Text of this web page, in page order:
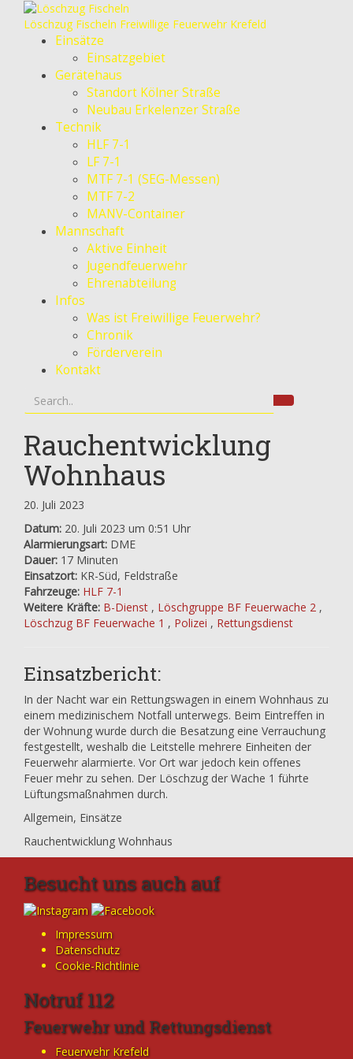
Löschzug Fischeln Freiwillige Feuerwehr Krefeld
Einsätze
Einsatzgebiet
Gerätehaus
Standort Kölner Straße
Neubau Erkelenzer Straße
Technik
HLF 7-1
LF 7-1
MTF 7-1 (SEG-Messen)
MTF 7-2
MANV-Container
Mannschaft
Aktive Einheit
Jugendfeuerwehr
Ehrenabteilung
Infos
Was ist Freiwillige Feuerwehr?
Chronik
Förderverein
Kontakt
Rauchentwicklung
Wohnhaus
20. Juli 2023
Datum: 20. Juli 2023 um 0:51 Uhr
Alarmierungsart: DME
Dauer: 17 Minuten
Einsatzort: KR-Süd, Feldstraße
Fahrzeuge: HLF 7-1
Weitere Kräfte: B-Dienst , Löschgruppe BF Feuerwache 2 ,
Löschzug BF Feuerwache 1 , Polizei , Rettungsdienst
Einsatzbericht:
In der Nacht war ein Rettungswagen in einem Wohnhaus zu
einem medizinischem Notfall unterwegs. Beim Eintreffen in
der Wohnung wurde durch die Besatzung eine Verrauchung
festgestellt, weshalb die Leitstelle mehrere Einheiten der
Feuerwehr alarmierte. Vor Ort war jedoch kein offenes
Feuer mehr zu sehen. Der Löschzug der Wache 1 führte
Lüftungsmaßnahmen durch.
Allgemein, Einsätze
Rauchentwicklung Wohnhaus
Besucht uns auch auf
Impressum
Datenschutz
Cookie-Richtlinie
Notruf 112
Feuerwehr und Rettungsdienst
Feuerwehr Krefeld